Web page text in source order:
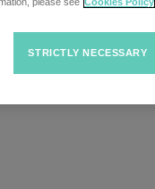
STRICTLY NECESSARY